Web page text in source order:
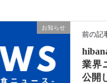
お知らせ
前の記
業界
公開